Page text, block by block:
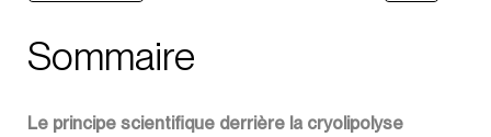
Sommaire
Le principe scientifique derrière la cryolipolyse